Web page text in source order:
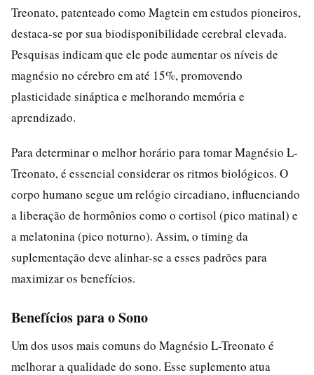
Treonato, patenteado como Magtein em estudos pioneiros,
destaca-se por sua biodisponibilidade cerebral elevada.
Pesquisas indicam que ele pode aumentar os níveis de
magnésio no cérebro em até 15%, promovendo
plasticidade sináptica e melhorando memória e
aprendizado.
Para determinar o melhor horário para tomar Magnésio L-
Treonato, é essencial considerar os ritmos biológicos. O
corpo humano segue um relógio circadiano, influenciando
a liberação de hormônios como o cortisol (pico matinal) e
a melatonina (pico noturno). Assim, o timing da
suplementação deve alinhar-se a esses padrões para
maximizar os benefícios.
Benefícios para o Sono
Um dos usos mais comuns do Magnésio L-Treonato é
melhorar a qualidade do sono. Esse suplemento atua